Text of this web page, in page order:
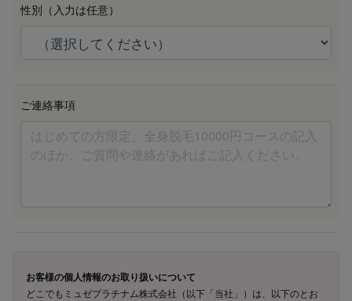
性別（入力は任意）
ご連絡事項
お客様の個人情報のお取り扱いについて
どこでもミュゼプラチナム株式会社（以下「当社」）は、以下のとお